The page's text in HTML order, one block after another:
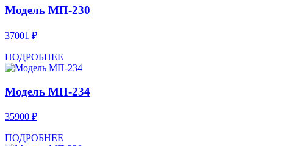
Модель МП-230
37001 ₽
ПОДРОБНЕЕ
Модель МП-234
35900 ₽
ПОДРОБНЕЕ